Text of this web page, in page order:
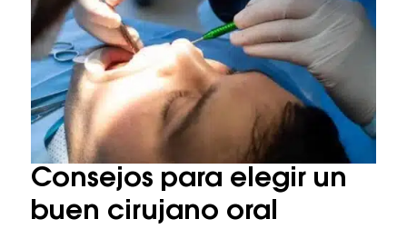
Consejos para elegir un
buen cirujano oral